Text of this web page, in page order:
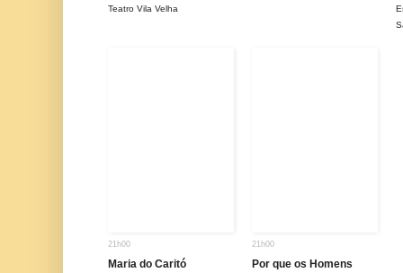
Teatro Vila Velha
21h00
Maria do Caritó
21h00
Por que os Homens